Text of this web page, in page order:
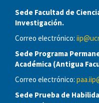
Sede Facultad de
Investigación.
Correo electrónico:
Sede Programa
Académica (Antigua
Correo electrónico:
Sede Prueba de